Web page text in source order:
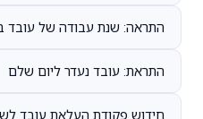
התראה: שנת עבודה של עובד
התראת: עובד נעדר ליום שלם
חידוש פקודת העלאת עובד